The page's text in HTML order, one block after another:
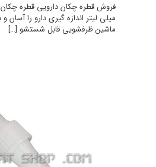
میلی لیتر اندازه گیری دارو را آسان
ماشین ظرفشویی قابل شستشو […]